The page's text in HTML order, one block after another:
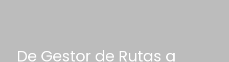
De Gestor de Rutas a